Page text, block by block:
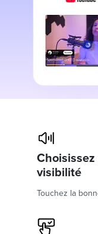
visibilité
Touchez la